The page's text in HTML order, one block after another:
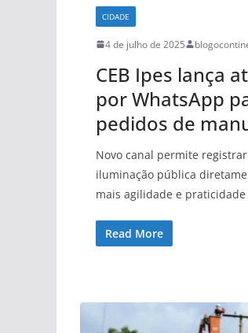
CIDADE
4 de julho de 2025
CEB Ipes lança
por WhatsApp
pedidos de
Novo canal permite
iluminação pública
mais agilidade e
Read More